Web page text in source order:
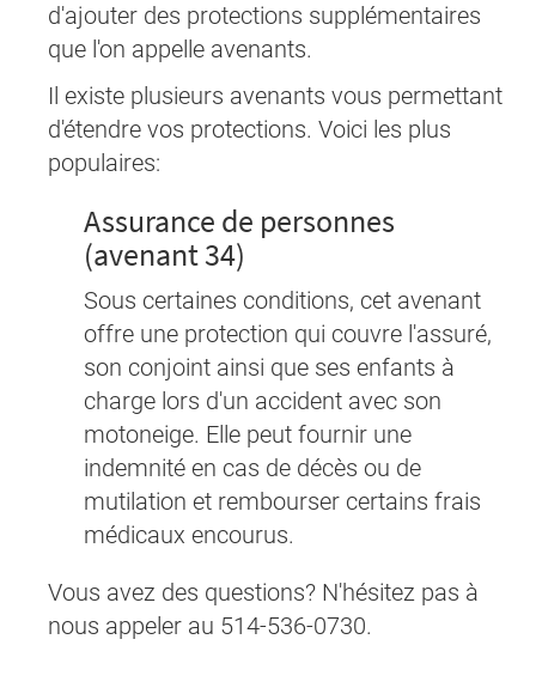
d'ajouter des protections supplémentaires
que l'on appelle avenants.
Il existe plusieurs avenants vous permettant
d'étendre vos protections. Voici les plus
populaires:
Assurance de personnes
(avenant 34)
Sous certaines conditions, cet avenant
offre une protection qui couvre l'assuré,
son conjoint ainsi que ses enfants à
charge lors d'un accident avec son
motoneige. Elle peut fournir une
indemnité en cas de décès ou de
mutilation et rembourser certains frais
médicaux encourus.
Vous avez des questions? N'hésitez pas à
nous appeler au 514-536-0730.